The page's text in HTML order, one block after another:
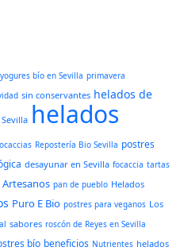
yogures bío en Sevilla primavera
sin conservantes helados de
helados
Repostería Bio Sevilla postres
desayunar en Sevilla focaccia tartas
pan de pueblo Helados
Puro E Bio postres para veganos Los
sabores roscón de Reyes en Sevilla
bío beneficios Nutrientes helados